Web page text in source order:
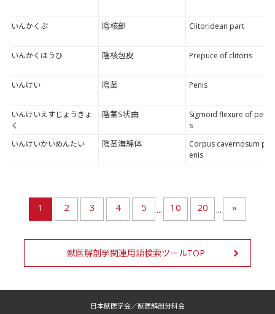
いんかくぶ 陰核部 Clitoridean part
いんかくほうひ 陰核包皮 Prepuce of clitoris
いんけい 陰茎 Penis
いんけいえすじょうきょ
く
陰茎S状曲
Sigmoid flexure of peni
s
いんけいかいめんたい
陰茎海綿体
Corpus cavernosum p
enis
1 2 3 4 5 ... 10 20 ... »
獣医解剖学関連用語検索ツールTOP
日本獣医学会／獣医解剖分科会